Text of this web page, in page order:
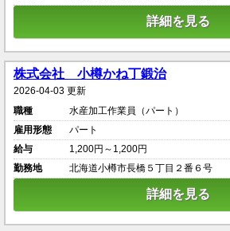
詳細を見る
株式会社 小樽かね丁鍛治
2026-04-03 更新
職種
水産加工作業員（パート）
雇用形態
パート
給与
1,200円～1,200円
勤務地
北海道小樽市長橋５丁目２番６号
詳細を見る